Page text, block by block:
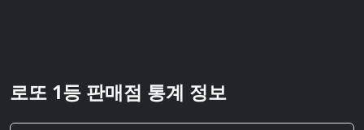
로또 1등 판매점 통계 정보